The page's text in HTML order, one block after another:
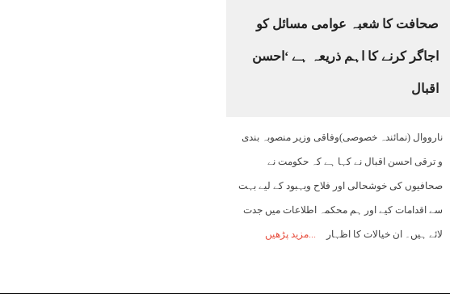
صحافت کا شعبہ عوامی مسائل کو
اجاگر کرنے کا اہم ذریعہ ہے ‘احسن
اقبال
نارووال (نمائندہ خصوصی)وفاقی وزیر منصوبہ بندی
و ترقی احسن اقبال نے کہا ہے کہ حکومت نے
صحافیوں کی خوشحالی اور فلاح وبہبود کے لیے بہت
سے اقدامات کیے اور ہم محکمہ اطلاعات میں جدت
لائے ہیں۔ ان خیالات کا اظہار مزید پڑھیں